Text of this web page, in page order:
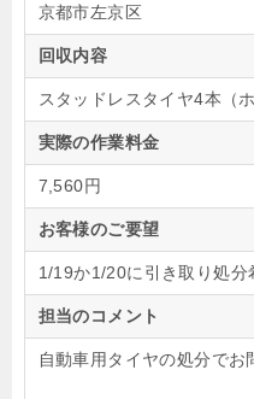
京都市左京区
回収内容
スタッドレスタイヤ4本（
実際の作業料金
7,560円
お客様のご要望
1/19か1/20に引き取り処分
担当のコメント
自動車用タイヤの処分でお